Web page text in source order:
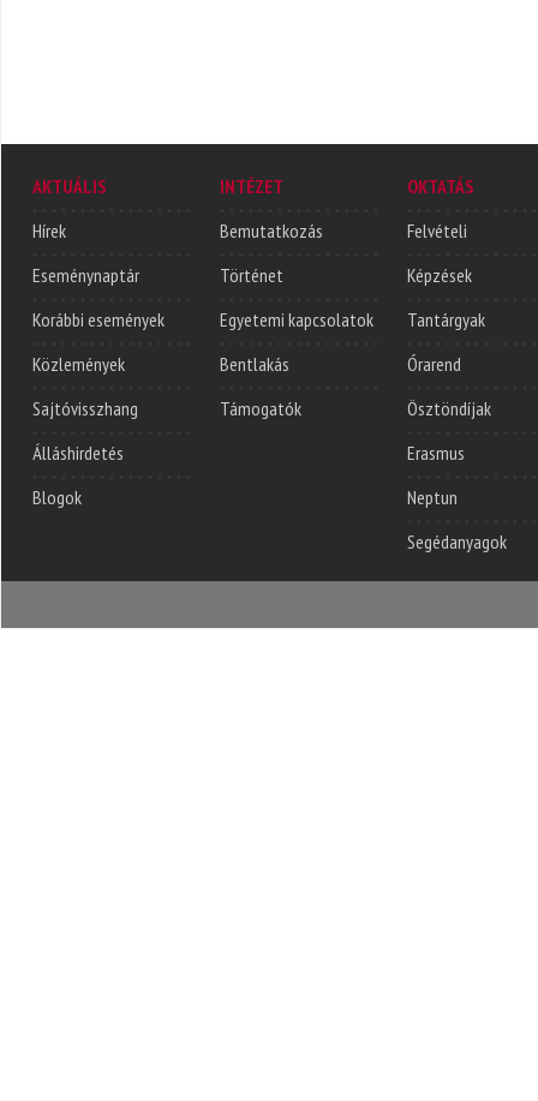
AKTUÁLIS
Hírek
Eseménynaptár
Korábbi események
Közlemények
Sajtóvisszhang
Álláshirdetés
Blogok
INTÉZET
Bemutatkozás
Történet
Egyetemi kapcsolatok
Bentlakás
Támogatók
OKTATÁS
Felvételi
Képzések
Tantárgyak
Órarend
Ösztöndíjak
Erasmus
Neptun
Segédanyagok